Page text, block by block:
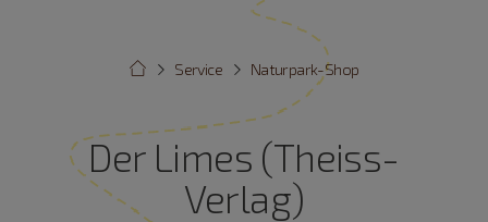
Naturpark-Shop
Service
Der Limes (Theiss-
Verlag)